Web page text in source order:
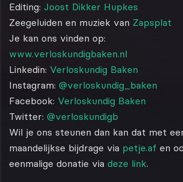
Editing: Joost Dikker Hupkes
Zeegeluiden en muziek van Zapsplat
Je kan ons vinden op:
www.verloskundigbaken.nl
Linkedin: Verloskundig Baken
Instagram: @verloskundig_baken
Facebook: Verloskundig Baken
Twitter: @verloskundigb
Wil je ons steunen dan kan dat met
maandelijkse bijdrage via petje.af en
eenmalige donatie via deze link.